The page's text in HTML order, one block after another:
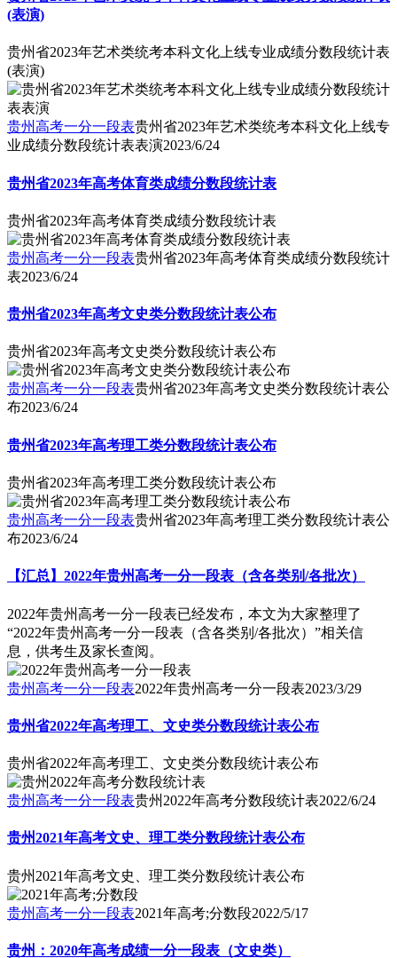
(表演)
贵州省2023年艺术类统考本科文化上线专业成绩分数段统计表
(表演)
贵州高考一分一段表贵州省2023年艺术类统考本科文化上线专
业成绩分数段统计表表演2023/6/24
贵州省2023年高考体育类成绩分数段统计表
贵州省2023年高考体育类成绩分数段统计表
贵州高考一分一段表贵州省2023年高考体育类成绩分数段统计
表2023/6/24
贵州省2023年高考文史类分数段统计表公布
贵州省2023年高考文史类分数段统计表公布
贵州高考一分一段表贵州省2023年高考文史类分数段统计表公
布2023/6/24
贵州省2023年高考理工类分数段统计表公布
贵州省2023年高考理工类分数段统计表公布
贵州高考一分一段表贵州省2023年高考理工类分数段统计表公
布2023/6/24
【汇总】2022年贵州高考一分一段表（含各类别/各批次）
2022年贵州高考一分一段表已经发布，本文为大家整理了
“2022年贵州高考一分一段表（含各类别/各批次）”相关信
息，供考生及家长查阅。
贵州高考一分一段表2022年贵州高考一分一段表2023/3/29
贵州省2022年高考理工、文史类分数段统计表公布
贵州省2022年高考理工、文史类分数段统计表公布
贵州高考一分一段表贵州2022年高考分数段统计表2022/6/24
贵州2021年高考文史、理工类分数段统计表公布
贵州2021年高考文史、理工类分数段统计表公布
贵州高考一分一段表2021年高考;分数段2022/5/17
贵州：2020年高考成绩一分一段表（文史类）